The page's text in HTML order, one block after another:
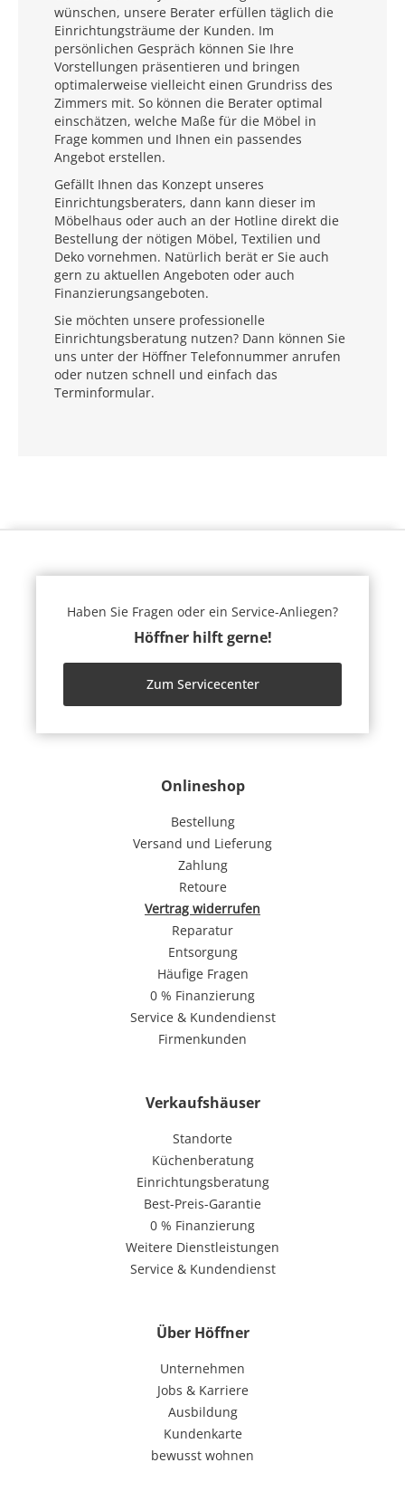
wünschen, unsere Berater erfüllen täglich die
Einrichtungsträume der Kunden. Im
persönlichen Gespräch können Sie Ihre
Vorstellungen präsentieren und bringen
optimalerweise vielleicht einen Grundriss des
Zimmers mit. So können die Berater optimal
einschätzen, welche Maße für die Möbel in
Frage kommen und Ihnen ein passendes
Angebot erstellen.
Gefällt Ihnen das Konzept unseres
Einrichtungsberaters, dann kann dieser im
Möbelhaus oder auch an der Hotline direkt die
Bestellung der nötigen Möbel, Textilien und
Deko vornehmen. Natürlich berät er Sie auch
gern zu aktuellen Angeboten oder auch
Finanzierungsangeboten.
Sie möchten unsere professionelle
Einrichtungsberatung nutzen? Dann können Sie
uns unter der Höffner Telefonnummer anrufen
oder nutzen schnell und einfach das
Terminformular.
Onlineshop
Bestellung
Versand und Lieferung
Zahlung
Retoure
Vertrag widerrufen
Reparatur
Entsorgung
Häufige Fragen
0 % Finanzierung
Service & Kundendienst
Firmenkunden
Verkaufshäuser
Standorte
Küchenberatung
Einrichtungsberatung
Best-Preis-Garantie
0 % Finanzierung
Weitere Dienstleistungen
Service & Kundendienst
Über Höffner
Unternehmen
Jobs & Karriere
Ausbildung
Kundenkarte
bewusst wohnen
Haben Sie Fragen oder ein Service-Anliegen?
Höffner hilft gerne!
Zum Servicecenter